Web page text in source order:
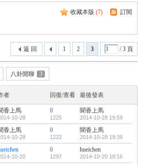
收藏本版 (7) 訂閱
1 2 3 / 3 頁
返 回
八卦閒聊 3
者 回復/查看 最後發表
香上馬
10-28
0
1225
聞香上馬
2014-10-28 19:59
香上馬
10-28
0
1222
聞香上馬
2014-10-28 19:39
10-20
0
1297
hueichen
2014-10-20 18:16